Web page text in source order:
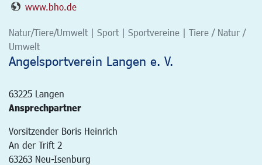
www.bho.de
Natur/Tiere/Umwelt | Sport | Sportvereine | Tiere / Natur /
Umwelt
Angelsportverein Langen e. V.
63225 Langen
Ansprechpartner
Vorsitzender Boris Heinrich
An der Trift 2
63263 Neu-Isenburg